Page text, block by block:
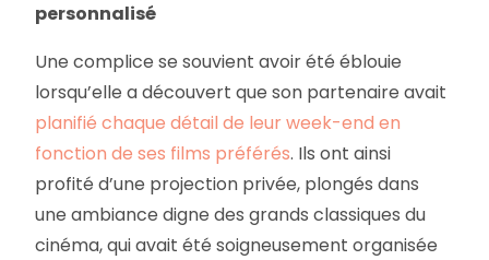
personnalisé
Une complice se souvient avoir été éblouie
lorsqu’elle a découvert que son partenaire avait
planifié chaque détail de leur week-end en
fonction de ses films préférés. Ils ont ainsi
profité d’une projection privée, plongés dans
une ambiance digne des grands classiques du
cinéma, qui avait été soigneusement organisée